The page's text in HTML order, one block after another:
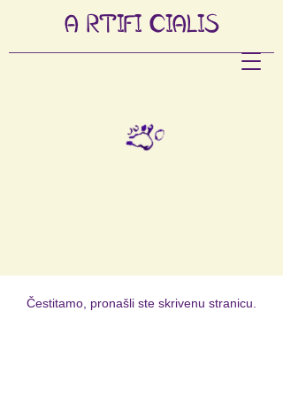
A RTIFI CIALIS
Čestitamo, pronašli ste skrivenu stranicu.